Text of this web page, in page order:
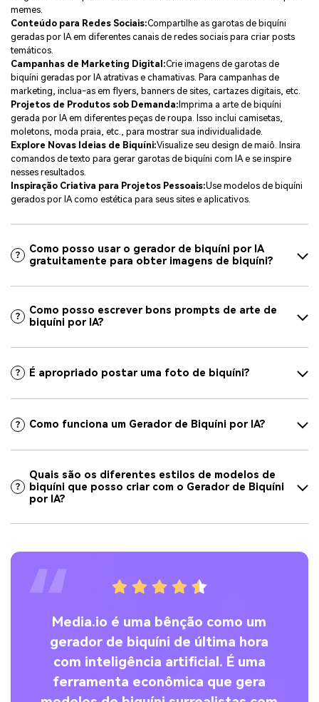
memes.
Conteúdo para Redes Sociais:Compartilhe as garotas de biquíni
geradas por IA em diferentes canais de redes sociais para criar posts
temáticos.
Campanhas de Marketing Digital:Crie imagens de garotas de
biquíni geradas por IA atrativas e chamativas. Para campanhas de
marketing, inclua-as em flyers, banners de sites, cartazes digitais, etc.
Projetos de Produtos sob Demanda: Imprima a arte de biquíni
gerada por IA em diferentes peças de roupa. Isso inclui camisetas,
moletons, moda praia, etc., para mostrar sua individualidade.
Explore Novas Ideias de Biquíni:Visualize seu design de maiô. Insira
comandos de texto para gerar garotas de biquíni com IA e se inspire
nesses resultados.
Inspiração Criativa para Projetos Pessoais:Use modelos de biquíni
gerados por IA como estética para seus sites e aplicativos.
Como posso usar o gerador de biquíni por IA
gratuitamente para obter imagens de biquíni?
Como posso escrever bons prompts de arte de
biquíni por IA?
É apropriado postar uma foto de biquíni?
Como funciona um Gerador de Biquíni por IA?
Quais são os diferentes estilos de modelos de
biquíni que posso criar com o Gerador de Biquíni
por IA?
Media.io é uma bênção como um
gerador de biquíni de última hora
com inteligência artificial. É uma
ferramenta econômica que gera